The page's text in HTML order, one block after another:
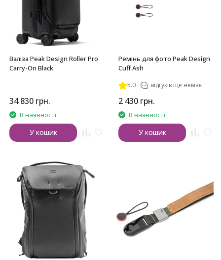
Валіза Peak Design Roller Pro
Carry-On Black
34 830 грн.
В наявності
У кошик
Ремінь для фото Peak Design
Cuff Ash
5.0 відгуків ще немає
2 430 грн.
В наявності
У кошик